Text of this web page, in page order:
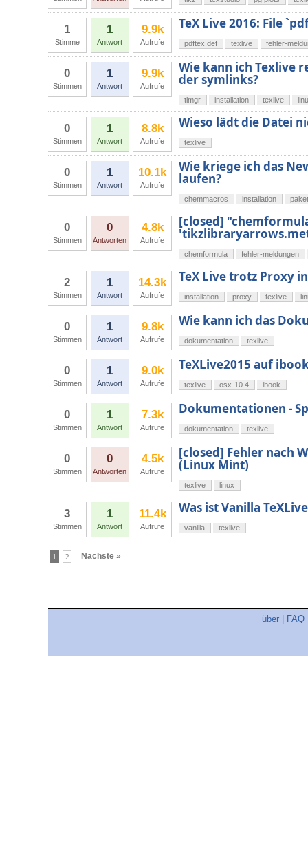
1
Stimme
1
Antwort
9.9k
Aufrufe
TeX Live 2016: File
pdftex.def texlive fehler-
0
Stimmen
1
Antwort
9.9k
Aufrufe
Wie kann ich Texlive
der symlinks?
tlmgr installation texlive
0
Stimmen
1
Antwort
8.8k
Aufrufe
Wieso lädt die Datei
texlive
0
Stimmen
1
Antwort
10.1k
Aufrufe
Wie kriege ich das
laufen?
chemmacros installation
0
Stimmen
0
Antworten
4.8k
Aufrufe
[closed]
chemformula fehler-meldungen
2
Stimmen
1
Antwort
14.3k
Aufrufe
TeX Live trotz Proxy
installation proxy texlive
0
Stimmen
1
Antwort
9.8k
Aufrufe
Wie kann ich das
dokumentation texlive
0
Stimmen
1
Antwort
9.0k
Aufrufe
TeXLive2015 auf
texlive osx-10.4 ibook
0
Stimmen
1
Antwort
7.3k
Aufrufe
Dokumentationen -
dokumentation texlive
0
Stimmen
0
Antworten
4.5k
Aufrufe
[closed] Fehler nach
(Linux Mint)
texlive linux
3
Stimmen
1
Antwort
11.4k
Aufrufe
Was ist Vanilla
vanilla texlive
1 2 Nächste »
über FAQ